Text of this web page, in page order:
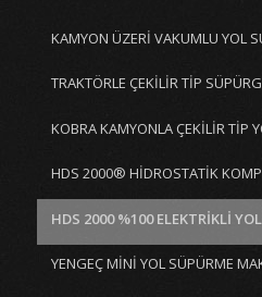
KAMYON ÜZERİ VAKUMLU YOL
TRAKTÖRLE ÇEKİLİR TİP
KOBRA KAMYONLA ÇEKİLİR TİP
HDS 2000® HİDROSTATİK
HDS 2000 %100 ELEKTRİKLİ
YENGEÇ MİNİ YOL SÜPÜRME